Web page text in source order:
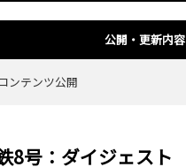
公開・更新内容
コンテンツ公開
8号：ダイジェスト